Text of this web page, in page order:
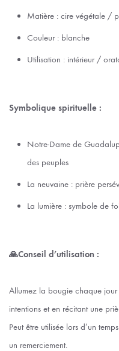
Matière : cire végétale /
Couleur : blanche
Utilisation : intérieur /
Symbolique spirituelle :
Notre-Dame de
des peuples
La neuvaine : prière
La lumière : symbole de
🙏Conseil d’utilisation :
Allumez la bougie chaque
intentions et en récitant une
Peut être utilisée lors d’un
un remerciement.